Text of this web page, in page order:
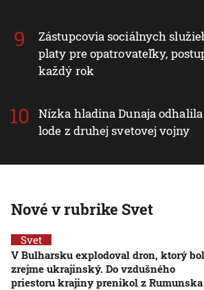
Zástupcovia sociálnych
platy pre opatrovateľky,
každý rok
Nízka hladina Dunaja
lode z druhej svetovej vojny
Nové v rubrike Svet
Svet
V Bulharsku explodoval dron, ktorý bol
zrejme ukrajinský. Do vzdušného
priestoru krajiny prenikol z Rumunska